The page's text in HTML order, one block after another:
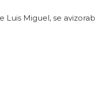
Luis Miguel, se